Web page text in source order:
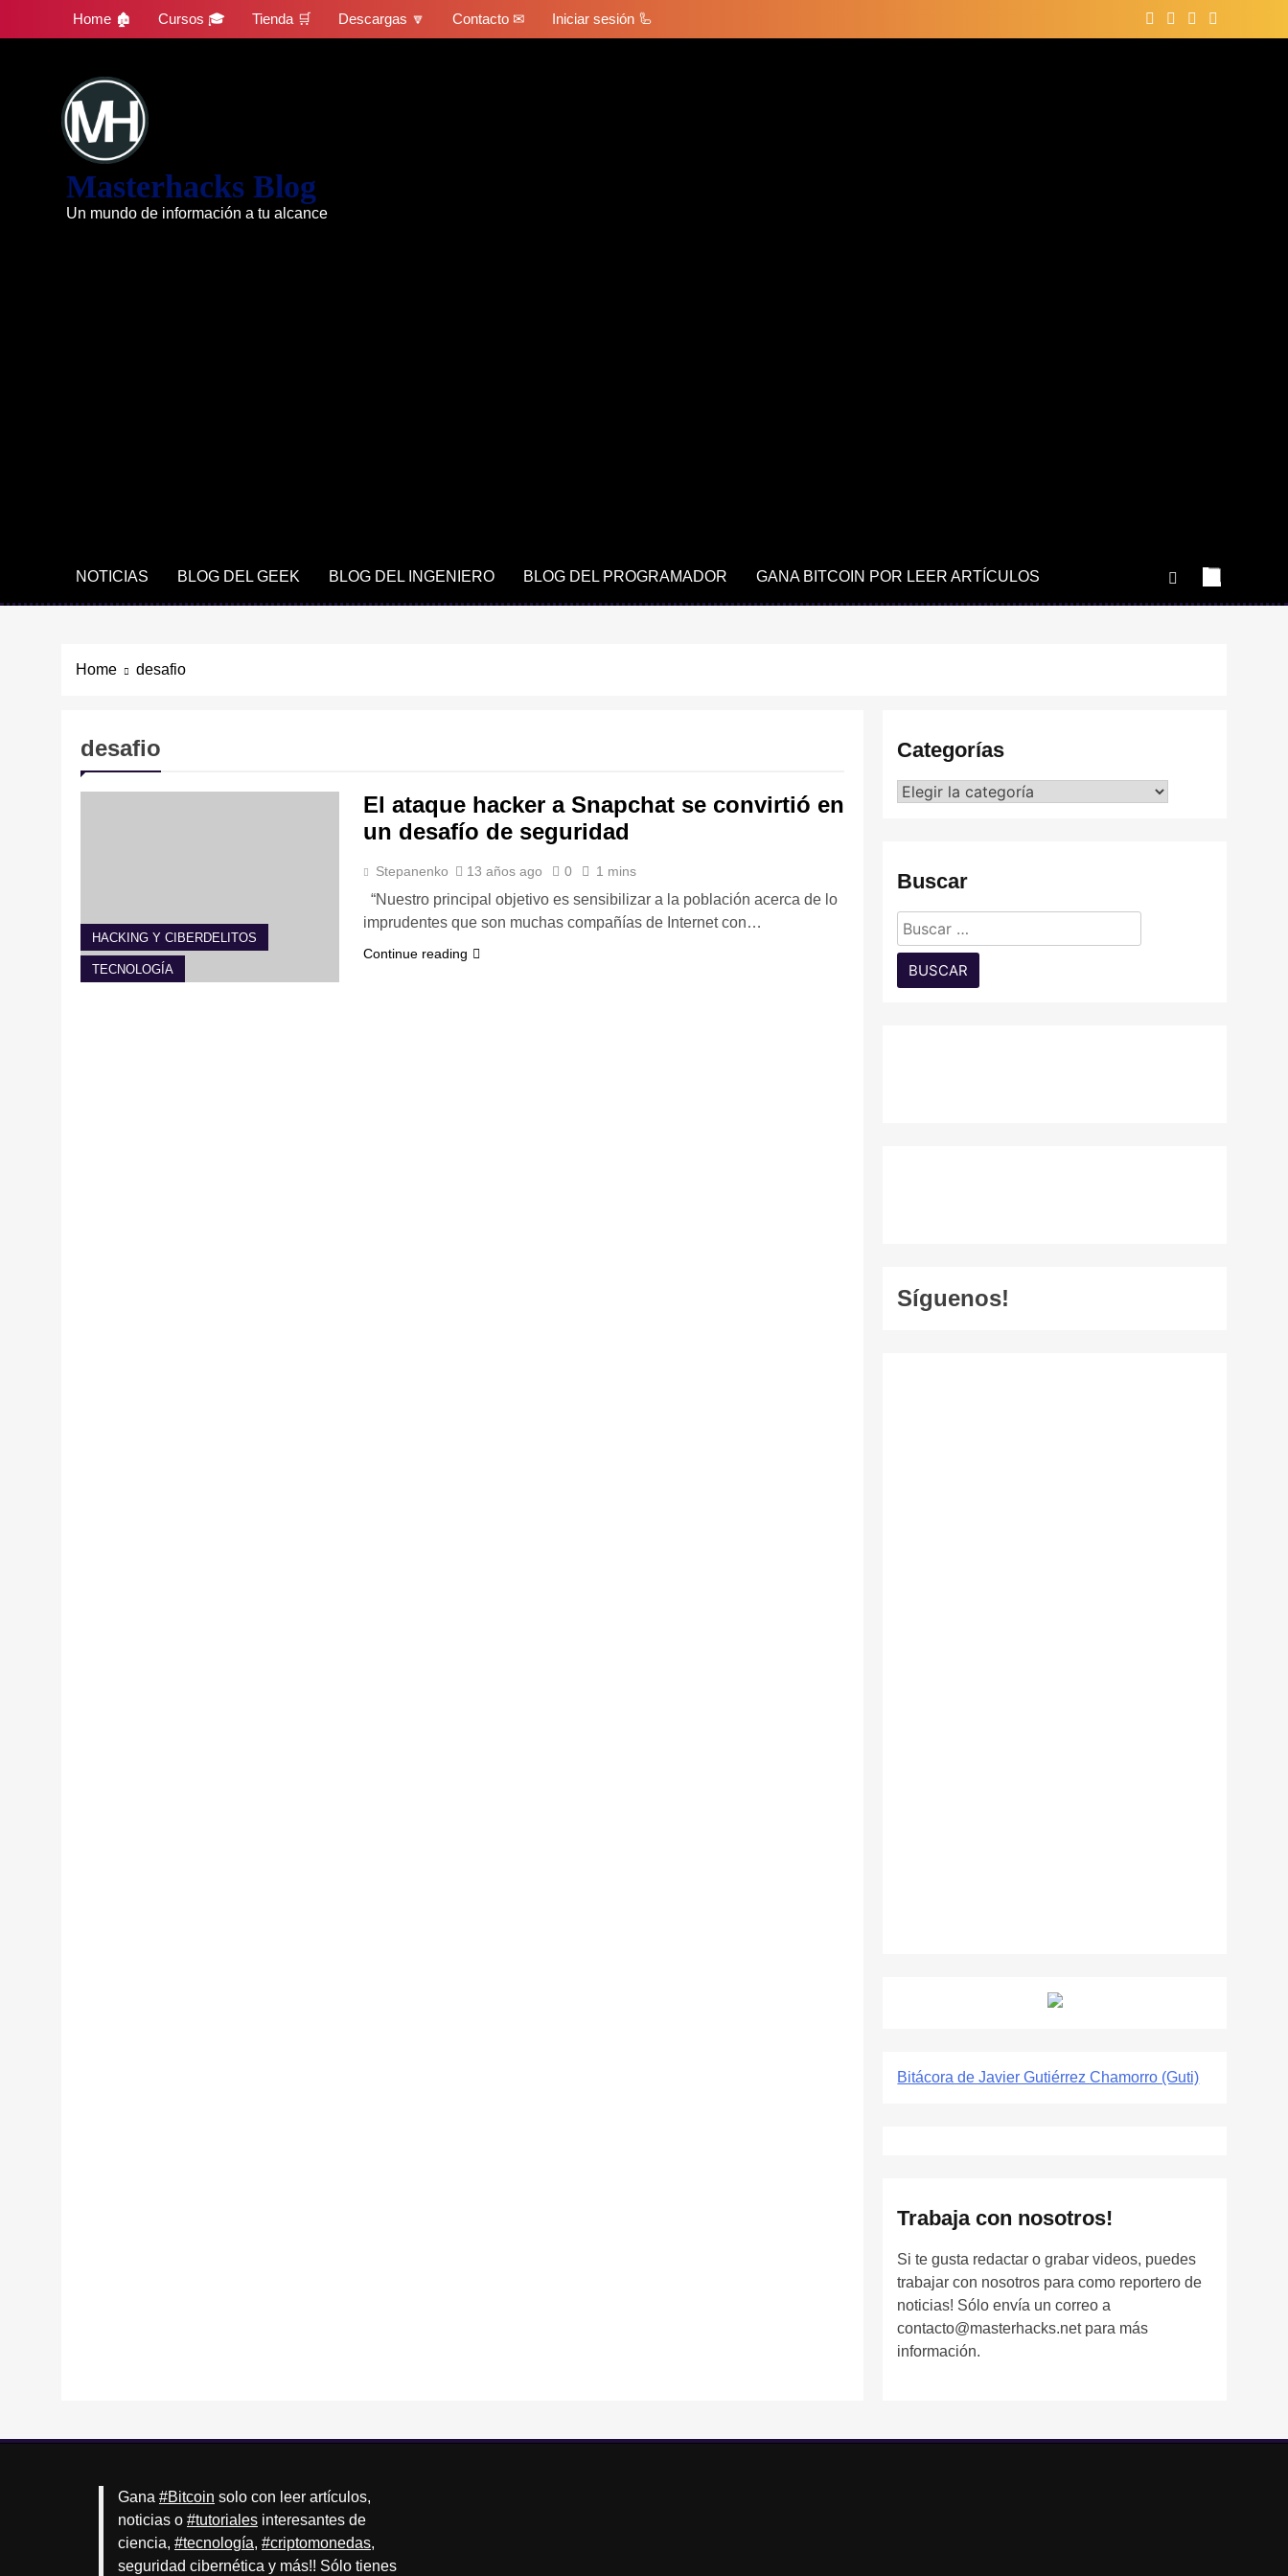
Home 🏚 Cursos 🎓 Tienda 🛒 Descargas 🔽 Contacto ✉ Iniciar sesión 🦾
Masterhacks Blog
Un mundo de información a tu alcance
NOTICIAS BLOG DEL GEEK BLOG DEL INGENIERO BLOG DEL PROGRAMADOR GANA BITCOIN POR LEER ARTÍCULOS
Home desafio
desafio
HACKING Y CIBERDELITOS
TECNOLOGÍA
El ataque hacker a Snapchat se convirtió en
un desafío de seguridad
Stepanenko 13 años ago 0 1 mins
“Nuestro principal objetivo es sensibilizar a la población acerca de lo
imprudentes que son muchas compañías de Internet con…
Continue reading
Categorías
Categorías
Buscar
Buscar:
Síguenos!
Bitácora de Javier Gutiérrez Chamorro (Guti)
Trabaja con nosotros!
Si te gusta redactar o grabar videos, puedes
trabajar con nosotros para como reportero de
noticias! Sólo envía un correo a
contacto@masterhacks.net para más
información.
Gana #Bitcoin solo con leer artículos,
noticias o #tutoriales interesantes de
ciencia, #tecnología, #criptomonedas,
seguridad cibernética y más!! Sólo tienes